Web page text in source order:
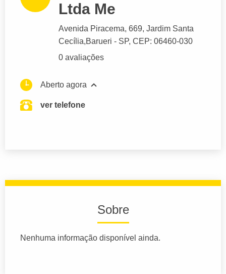
Ltda Me
Avenida Piracema, 669, Jardim Santa
Cecília,Barueri - SP, CEP: 06460-030
0 avaliações
Aberto agora
ver telefone
Sobre
Nenhuma informação disponível ainda.